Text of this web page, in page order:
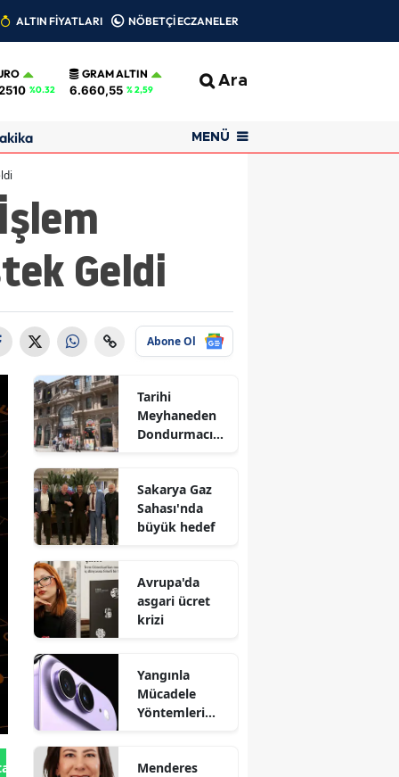
ALTIN FİYATLARI NÖBETÇİ ECZANELER
%0.32
GRAM ALTIN
6.660,55 % 2,59 Ara
MENÜ
Geldi
Abone Ol
Gönder
Tarihi
Meyhaneden
Dondurmacıya
Sakarya Gaz
Sahası'nda
büyük hedef
Avrupa'da
asgari ücret
krizi
Yangınla
Mücadele
Yöntemleri
Menderes